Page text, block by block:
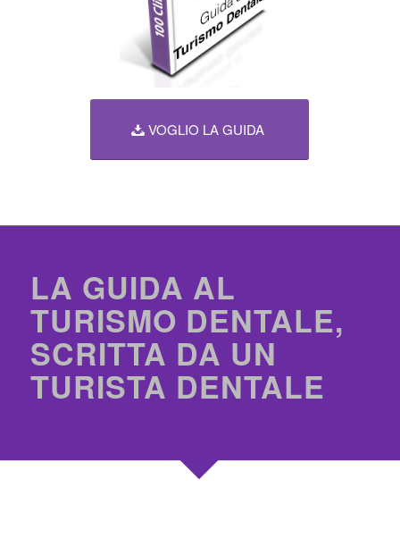
VOGLIO LA GUIDA
LA GUIDA AL
TURISMO DENTALE,
SCRITTA DA UN
TURISTA DENTALE